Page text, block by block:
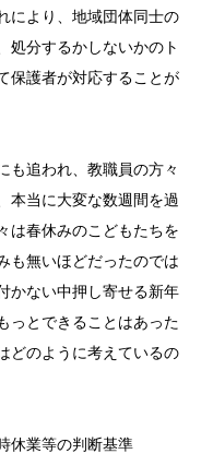
により、地域団体同士の
処分するかしないかのト
保護者が対応することが
も追われ、教職員の方々
本当に大変な数週間を過
は春休みのこどもたちを
も無いほどだったのでは
かない中押し寄せる新年
っとできることはあった
どのように考えているの
休業等の判断基準